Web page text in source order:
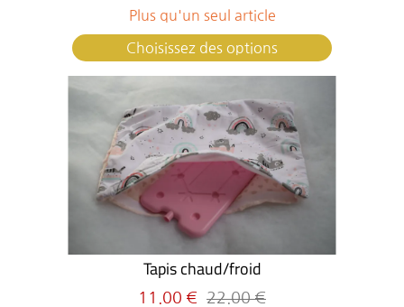
Plus qu'un seul article
Choisissez des options
Tapis chaud/froid
11.00 € 22.00 €